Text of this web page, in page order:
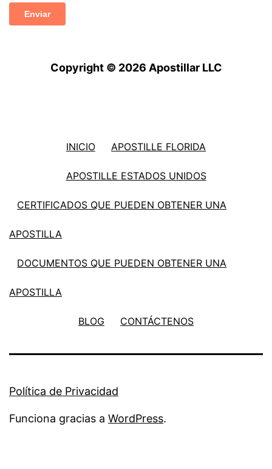
Copyright © 2026 Apostillar LLC
INICIO APOSTILLE FLORIDA
APOSTILLE ESTADOS UNIDOS
CERTIFICADOS QUE PUEDEN OBTENER UNA
APOSTILLA
DOCUMENTOS QUE PUEDEN OBTENER UNA
APOSTILLA
BLOG CONTÁCTENOS
Política de Privacidad
Funciona gracias a WordPress.